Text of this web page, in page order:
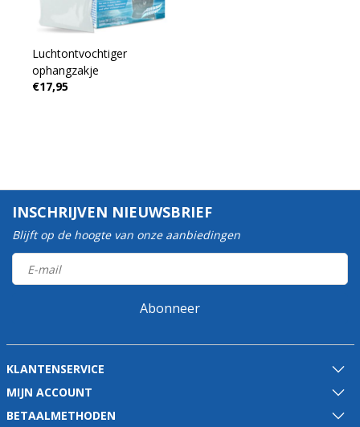
Luchtontvochtiger
ophangzakje
€17,95
INSCHRIJVEN NIEUWSBRIEF
Blijft op de hoogte van onze aanbiedingen
Abonneer
KLANTENSERVICE
MIJN ACCOUNT
BETAALMETHODEN